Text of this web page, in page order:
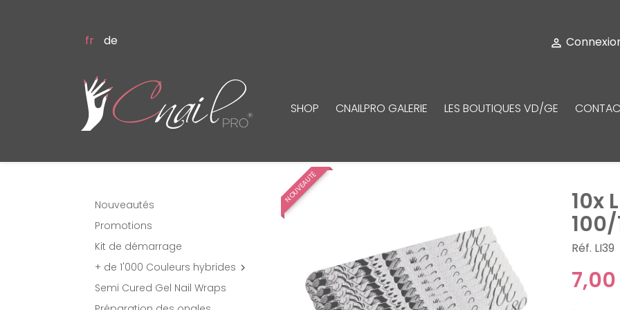
fr de 
SHOP CNAILPRO GALERIE LES BOUTIQUES VD/GE
Nouveautés
Promotions
Kit de démarrage
+ de 1'000 Couleurs hybrides 
Semi Cured Gel Nail Wraps
NOUVEAUTÉ 10x
Réf. LI39
7,00